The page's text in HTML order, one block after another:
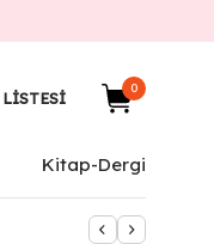
0
Kitap-Dergi